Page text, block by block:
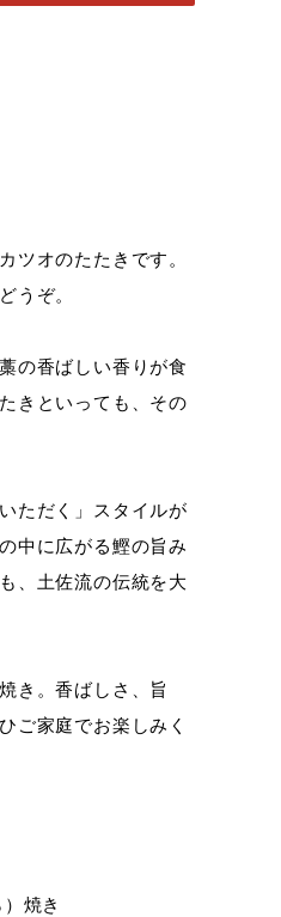
ツオのたたきです。
うぞ。
の香ばしい香りが食
きといっても、その
ただく」スタイルが
中に広がる鰹の旨み
、土佐流の伝統を大
き。香ばしさ、旨
ご家庭でお楽しみく
焼き